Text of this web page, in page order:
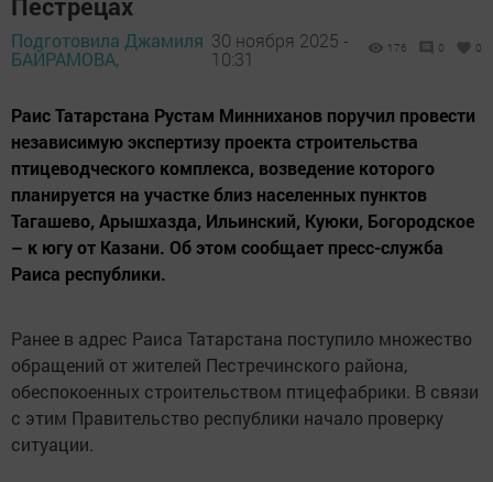
Подготовила Джамиля
БАЙРАМОВА,
30 ноября 2025 -
10:31
176 0 0
Раис Татарстана Рустам Минниханов поручил провести
независимую экспертизу проекта строительства
птицеводческого комплекса, возведение которого
планируется на участке близ населенных пунктов
Тагашево, Арышхазда, Ильинский, Куюки, Богородское
– к югу от Казани. Об этом сообщает пресс-служба
Раиса республики.
Ранее в адрес Раиса Татарстана поступило множество
обращений от жителей Пестречинского района,
обеспокоенных строительством птицефабрики. В связи
с этим Правительство республики начало проверку
ситуации.